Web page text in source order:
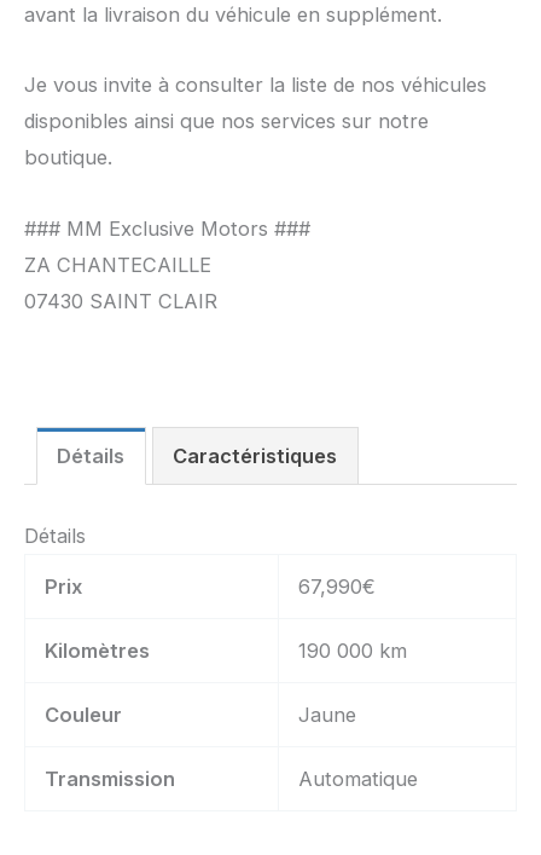
avant la livraison du véhicule en supplément.
Je vous invite à consulter la liste de nos véhicules
disponibles ainsi que nos services sur notre
boutique.
### MM Exclusive Motors ###
ZA CHANTECAILLE
07430 SAINT CLAIR
Détails Caractéristiques
Détails
Prix 67,990€
Kilomètres 190 000 km
Couleur Jaune
Transmission Automatique